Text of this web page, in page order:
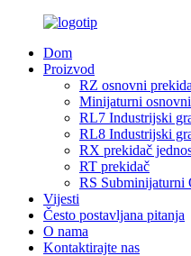
Dom
Proizvod
RZ osnovni
Minijaturni
RL7 Industrijski
RL8 Industrijski
RX prekidač
RT prekidač
RS Subminijaturni
Vijesti
Često postavljana pitanja
O nama
Kontaktirajte nas